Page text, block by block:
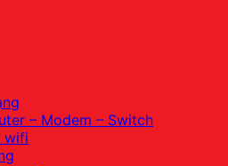
– Modem – Switch
wifi